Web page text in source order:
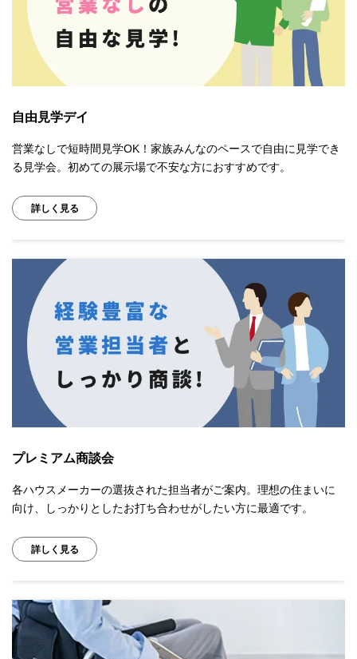
自由見学デイ
営業なしで短時間見学OK！家族みんなのペースで自由に見学でき
る見学会。初めての展示場で不安な方におすすめです。
詳しく見る
プレミアム商談会
各ハウスメーカーの選抜された担当者がご案内。理想の住まいに
向け、しっかりとしたお打ち合わせがしたい方に最適です。
詳しく見る